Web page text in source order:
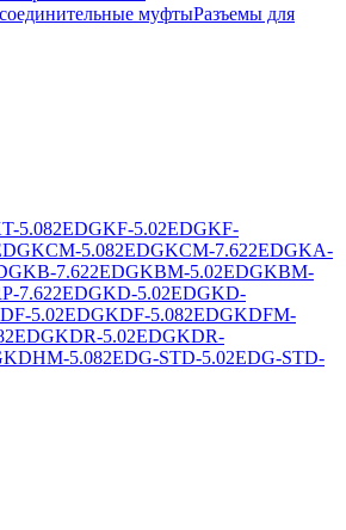
муфтыРазъемы для
5.082EDGKF-5.02EDGKF-
5.082EDGKCM-7.622EDGKA-
7.622EDGKBM-5.02EDGKBM-
7.622EDGKD-5.02EDGKD-
5.02EDGKDF-5.082EDGKDFM-
2EDGKDR-5.02EDGKDR-
5.082EDG-STD-5.02EDG-STD-